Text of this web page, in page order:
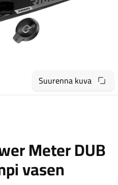
Suurenna kuva
Meter DUB
vasen